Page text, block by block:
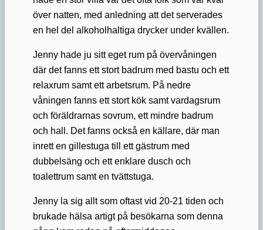
över natten, med anledning att det serverades
en hel del alkoholhaltiga drycker under kvällen.
Jenny hade ju sitt eget rum på övervåningen
där det fanns ett stort badrum med bastu och ett
relaxrum samt ett arbetsrum. På nedre
våningen fanns ett stort kök samt vardagsrum
och föräldrarnas sovrum, ett mindre badrum
och hall. Det fanns också en källare, där man
inrett en gillestuga till ett gästrum med
dubbelsäng och ett enklare dusch och
toalettrum samt en tvättstuga.
Jenny la sig allt som oftast vid 20-21 tiden och
brukade hälsa artigt på besökarna som denna